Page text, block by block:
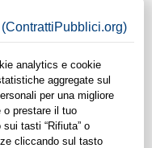
e
potrai avere
stipulati
in ambito
di